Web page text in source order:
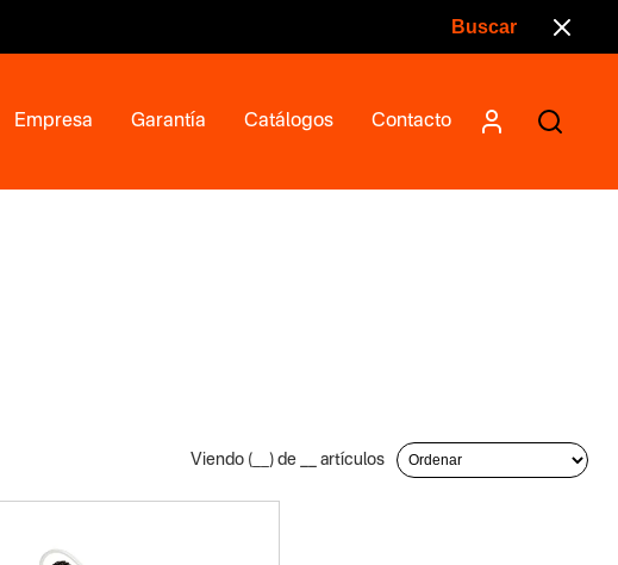
Empresa Garantía Catálogos Contacto
Viendo ( ) de artículos